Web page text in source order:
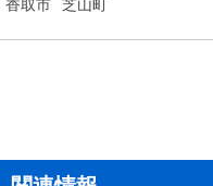
香取市 芝山町